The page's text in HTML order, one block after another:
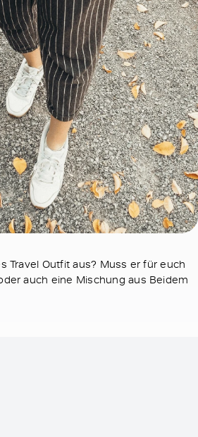
Travel Outfit aus? Muss er für euch
auch eine Mischung aus Beidem